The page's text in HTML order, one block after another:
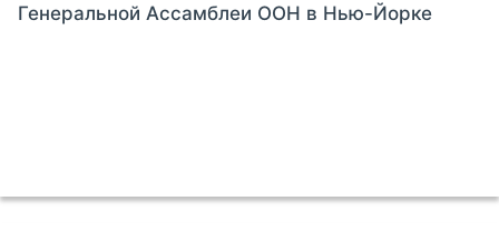
Генеральной Ассамблеи ООН в Нью-Йорке